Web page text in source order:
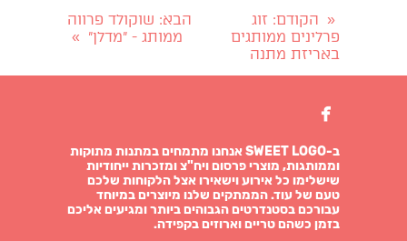
« הקודם: זוג
פרלינים ממותגים
באריזת מתנה
הבא: שוקולד פרווה
ממותג - "מדלן"
»

ב-SWEET LOGO אנחנו מתמחים במתנות מתוקות
וממותגות, מוצרי פרסום ויח"צ ומזכרות ייחודיות
שישלימו כל אירוע וישאירו אצל הלקוחות שלכם
טעם של עוד. הממתקים שלנו מיוצרים במיוחד
עבורכם בסטנדרטים הגבוהים ביותר ומגיעים אליכם
בזמן כשהם טריים וארוזים בקפידה.